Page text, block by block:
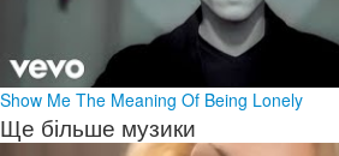
Show Me The Meaning Of Being Lonely
Ще більше музики